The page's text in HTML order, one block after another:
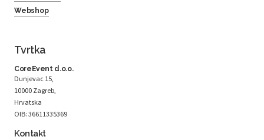
Webshop
Tvrtka
CoreEvent d.o.o.
Dunjevac 15,
10000 Zagreb,
Hrvatska
OIB: 36611335369
Kontakt